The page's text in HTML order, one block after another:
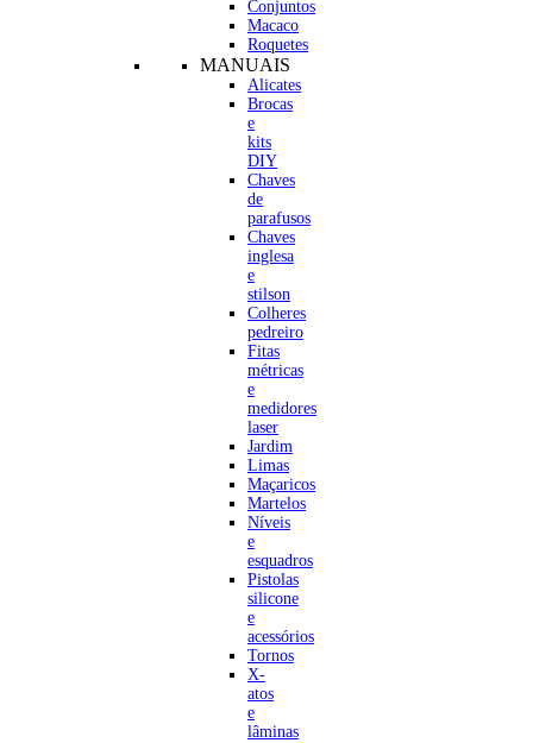
Conjuntos
Macaco
Roquetes
MANUAIS
Alicates
Brocas
e
kits
DIY
Chaves
de
parafusos
Chaves
inglesa
e
stilson
Colheres
pedreiro
Fitas
métricas
e
medidores
laser
Jardim
Limas
Maçaricos
Martelos
Níveis
e
esquadros
Pistolas
silicone
e
acessórios
Tornos
X-
atos
e
lâminas